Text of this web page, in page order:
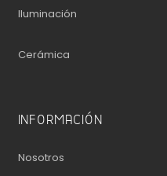
Iluminación
Cerámica
INFORMACIÓN
Nosotros